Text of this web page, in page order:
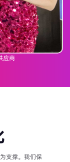
应商
支撑。我们保